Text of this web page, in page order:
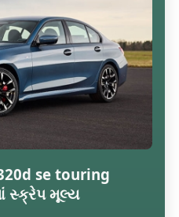
se touring
સ્ક્રેપ મૂલ્ય